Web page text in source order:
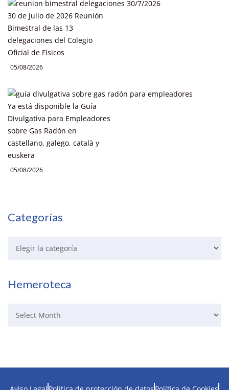
30 de Julio de 2026 Reunión
Bimestral de las 13
delegaciones del Colegio
Oficial de Físicos
05/08/2026
Ya está disponible la Guía
Divulgativa para Empleadores
sobre Gas Radón en
castellano, galego, català y
euskera
05/08/2026
Categorías
Hemeroteca